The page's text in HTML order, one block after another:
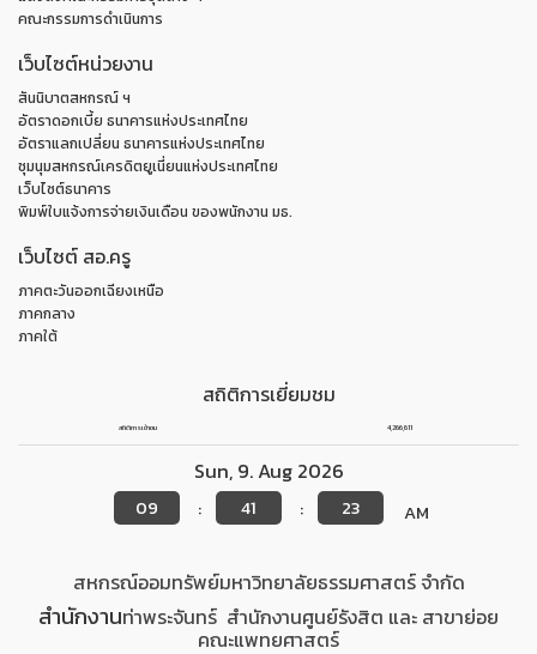
คณะกรรมการดำเนินการ
เว็บไซต์หน่วยงาน
สันนิบาตสหกรณ์ ฯ
อัตราดอกเบี้ย ธนาคารแห่งประเทศไทย
อัตราแลกเปลี่ยน ธนาคารแห่งประเทศไทย
ชุมนุมสหกรณ์เครดิตยูเนี่ยนแห่งประเทศไทย
เว็บไซต์ธนาคาร
พิมพ์ใบแจ้งการจ่ายเงินเดือน ของพนักงาน มธ.
เว็บไซต์ สอ.ครู
ภาคตะวันออกเฉียงเหนือ
ภาคกลาง
ภาคใต้
สถิติการเยี่ยมชม
สถิติการเข้าชม 4,266,611
Sun, 9. Aug 2026
09 : 41 : 23 AM
สหกรณ์ออมทรัพย์มหาวิทยาลัยธรรมศาสตร์ จำกัด
สำนักงานท่าพระจันทร์ สำนักงานศูนย์รังสิต และ สาขาย่อย
คณะแพทยศาสตร์